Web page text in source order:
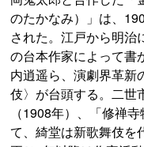
のたかなみ）」は、
された。江戸から明治
の台本作家によって書
内逍遥ら、演劇界革新
伎〉が台頭する。二世
（1908年）、「修禅
て、綺堂は新歌舞伎を